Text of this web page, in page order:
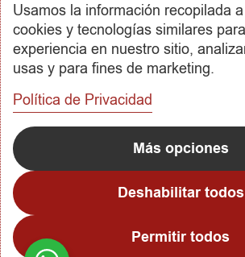
Conócenos
Contactar
REDES SOCIALES
METODOS DE PAGO
Copyright © 2023Adrinhoa
Usamos la información recopilada
cookies y tecnologías similares
experiencia en nuestro sitio,
usas y para fines de marketing.
Política de Privacidad
Más opciones
Deshabilitar todos
Permitir todos